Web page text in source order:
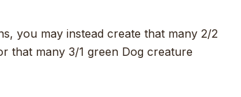
you may instead create that many 2/2
that many 3/1 green Dog creature